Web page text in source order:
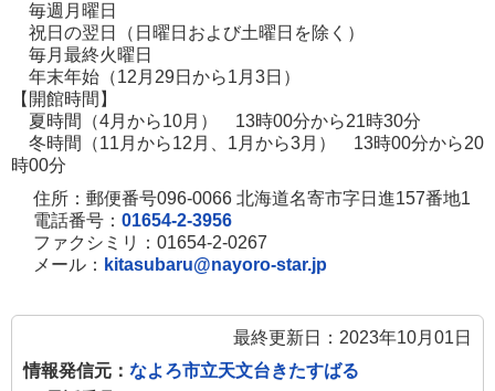
毎週月曜日
祝日の翌日（日曜日および土曜日を除く）
毎月最終火曜日
年末年始（12月29日から1月3日）
【開館時間】
夏時間（4月から10月） 13時00分から21時30分
冬時間（11月から12月、1月から3月） 13時00分から20
時00分
住所：郵便番号096-0066 北海道名寄市字日進157番地1
電話番号： 01654-2-3956
ファクシミリ：01654-2-0267
メール： kitasubaru@nayoro-star.jp
最終更新日：2023年10月01日
情報発信元： なよろ市立天文台きたすばる